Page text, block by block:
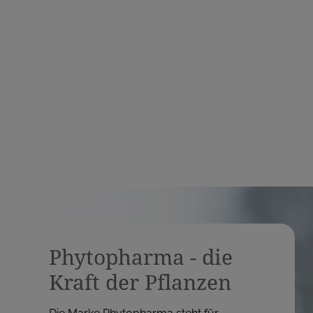
Phytopharma - die
Kraft der Pflanzen